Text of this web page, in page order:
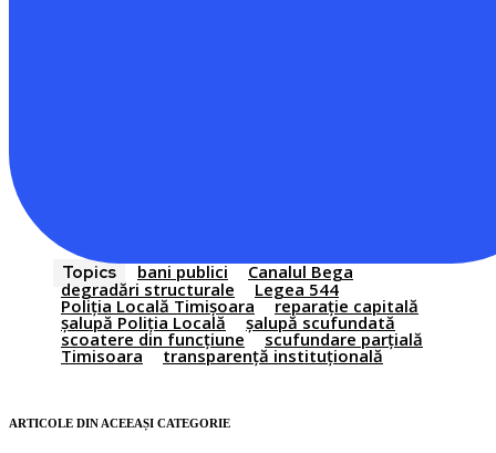
Topics bani publici
Canalul Bega
degradări structurale
Legea 544
Poliția Locală Timișoara reparație capitală
șalupă Poliția Locală șalupă scufundată
scoatere din funcțiune scufundare parțială
Timisoara transparență instituțională
ARTICOLE DIN ACEEAȘI CATEGORIE